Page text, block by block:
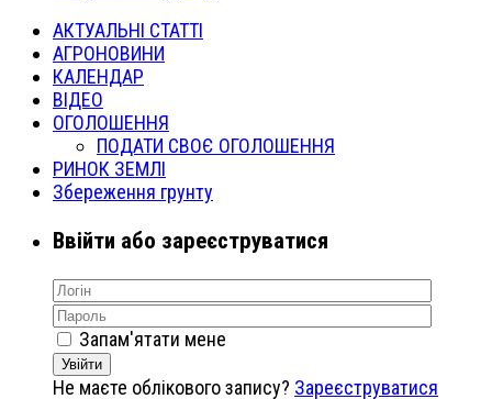
АКТУАЛЬНІ СТАТТІ
АГРОНОВИНИ
КАЛЕНДАР
ВІДЕО
ОГОЛОШЕННЯ
ПОДАТИ СВОЄ ОГОЛОШЕННЯ
РИНОК ЗЕМЛІ
Збереження грунту
Ввійти або зареєструватися
Запам'ятати мене
Увійти
Не маєте облікового запису? Зареєструватися